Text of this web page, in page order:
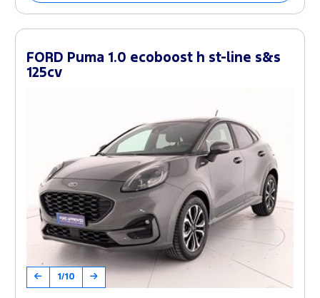
FORD Puma 1.0 ecoboost h st-line s&s
125cv
1/10